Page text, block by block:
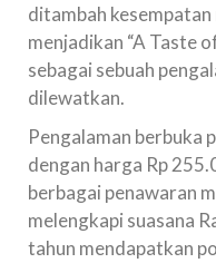
ditambah
menjadikan “A Taste
sebagai sebuah
dilewatkan.
Pengalaman berbuka
dengan harga Rp
berbagai penawaran
melengkapi suasana
tahun mendapatkan